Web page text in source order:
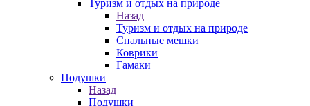
Туризм и отдых на природе
Назад
Туризм и отдых на природе
Спальные мешки
Коврики
Гамаки
Подушки
Назад
Подушки